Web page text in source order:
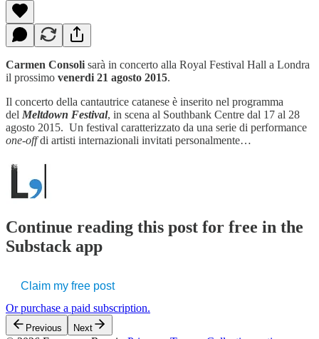
Carmen Consoli sarà in concerto alla Royal Festival Hall a Londra
il prossimo venerdi 21 agosto 2015.
Il concerto della cantautrice catanese è inserito nel programma
del Meltdown Festival, in scena al Southbank Centre dal 17 al 28
agosto 2015. Un festival caratterizzato da una serie di performance
one-offdi artisti internazionali invitati personalmente…
Continue reading this post for free in the
Substack app
Claim my free post
Or purchase a paid subscription.
Previous Next